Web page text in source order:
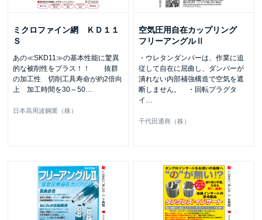
ミクロファイン網 ＫＤ１１
Ｓ
あの≪SKD11≫の基本性能に驚異
的な被削性をプラス！！ 抜群
の加工性 切削工具寿命が約2倍向
上 加工時間を30～50…
日本高周波鋼業（株）
空気圧用自在カップリング
フリーアングルⅡ
・ウレタンダンパーは、作業に追
従して自在に屈曲し、ダンパーが
潰れない内部補強構造で空気を遮
断しません。 ・回転プラグタ
イ …
千代田通商（株）